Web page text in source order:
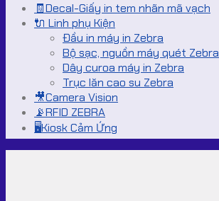
🧾Decal-Giấy in tem nhãn mã vạch
🔌 Linh phụ Kiện
Đầu in máy in Zebra
Bộ sạc, nguồn máy quét Zebra
Dây curoa máy in Zebra
Trục lăn cao su Zebra
🎥Camera Vision
📡RFID ZEBRA
🖥️Kiosk Cảm Ứng